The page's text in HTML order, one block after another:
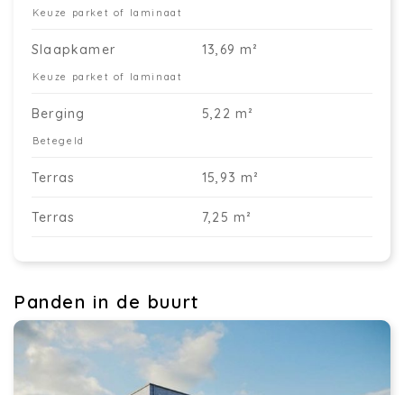
Keuze parket of laminaat
Slaapkamer 13,69 m²
Keuze parket of laminaat
Berging 5,22 m²
Betegeld
Terras 15,93 m²
Terras 7,25 m²
Panden in de buurt